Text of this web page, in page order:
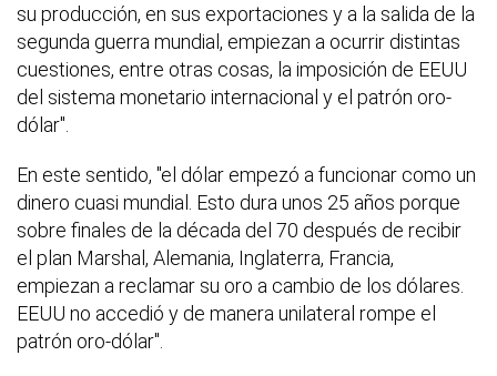
su producción, en sus exportaciones y a la salida de la
segunda guerra mundial, empiezan a ocurrir distintas
cuestiones, entre otras cosas, la imposición de EEUU
del sistema monetario internacional y el patrón oro-
dólar".
En este sentido, "el dólar empezó a funcionar como un
dinero cuasi mundial. Esto dura unos 25 años porque
sobre finales de la década del 70 después de recibir
el plan Marshal, Alemania, Inglaterra, Francia,
empiezan a reclamar su oro a cambio de los dólares.
EEUU no accedió y de manera unilateral rompe el
patrón oro-dólar".